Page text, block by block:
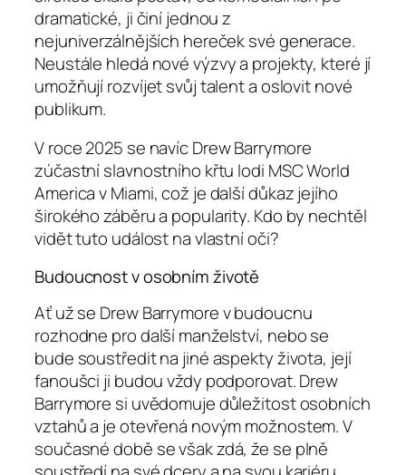
dramatické, ji činí jednou z
nejuniverzálnějších hereček své generace.
Neustále hledá nové výzvy a projekty, které jí
umožňují rozvíjet svůj talent a oslovit nové
publikum.
V roce 2025 se navíc Drew Barrymore
zúčastní slavnostního křtu lodi MSC World
America v Miami, což je další důkaz jejího
širokého záběru a popularity. Kdo by nechtěl
vidět tuto událost na vlastní oči?
Budoucnost v osobním životě
Ať už se Drew Barrymore v budoucnu
rozhodne pro další manželství, nebo se
bude soustředit na jiné aspekty života, její
fanoušci ji budou vždy podporovat. Drew
Barrymore si uvědomuje důležitost osobních
vztahů a je otevřená novým možnostem. V
současné době se však zdá, že se plně